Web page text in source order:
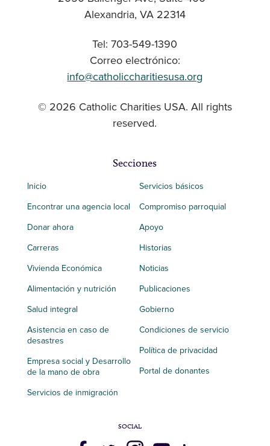
Alexandria, VA 22314
Tel: 703-549-1390
Correo electrónico:
info@catholiccharitiesusa.org
© 2026 Catholic Charities USA. All rights
reserved.
Secciones
Inicio
Encontrar una agencia local
Donar ahora
Carreras
Vivienda Económica
Alimentación y nutrición
Salud integral
Asistencia en caso de
desastres
Empresa social y Desarrollo
de la mano de obra
Servicios de inmigración
Servicios básicos
Compromiso parroquial
Apoyo
Historias
Noticias
Publicaciones
Gobierno
Condiciones de servicio
Política de privacidad
Portal de donantes
SOCIAL